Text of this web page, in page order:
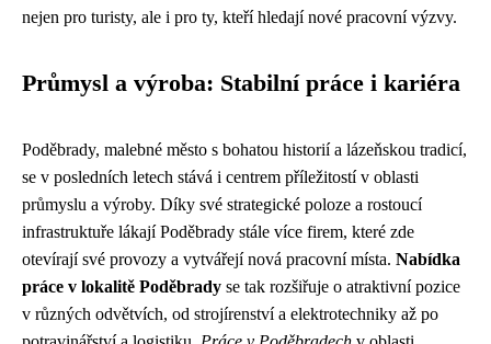
nejen pro turisty, ale i pro ty, kteří hledají nové pracovní výzvy.
Průmysl a výroba: Stabilní práce i kariéra
Poděbrady, malebné město s bohatou historií a lázeňskou tradicí,
se v posledních letech stává i centrem příležitostí v oblasti
průmyslu a výroby. Díky své strategické poloze a rostoucí
infrastruktuře lákají Poděbrady stále více firem, které zde
otevírají své provozy a vytvářejí nová pracovní místa. Nabídka
práce v lokalitě Poděbrady se tak rozšiřuje o atraktivní pozice
v různých odvětvích, od strojírenství a elektrotechniky až po